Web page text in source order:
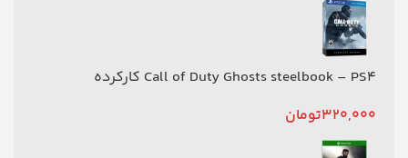
Call of Duty Ghosts steelbook – PS4 کارکرده
320,000تومان